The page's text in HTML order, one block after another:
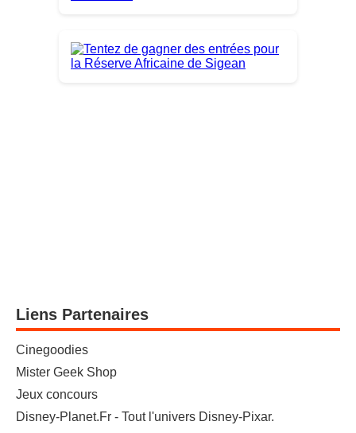
Liens Partenaires
Cinegoodies
Mister Geek Shop
Jeux concours
Disney-Planet.Fr - Tout l'univers Disney-Pixar.